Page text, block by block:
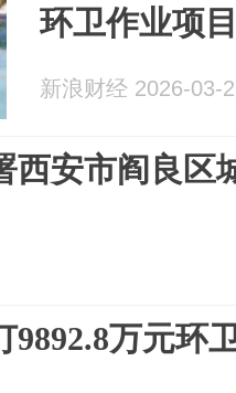
环卫作业项
新浪财经 2026-03-
西安市阎良区
9892.8万元环